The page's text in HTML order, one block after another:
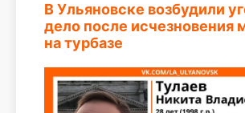
В Ульяновске возбудили
дело после исчезновения
на турбазе